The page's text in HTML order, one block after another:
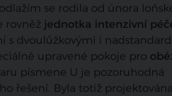
se rodila od února
rovněž jednotka intenzivní
s dvoulůžkovými i
upravené pokoje pro
písmene U je pozoruhodná
řešení. Byla totiž